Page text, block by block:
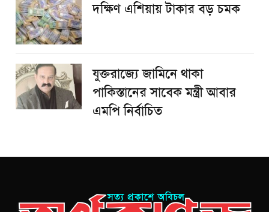
দক্ষিণ এশিয়ায় টাকার বড় চমক
যুক্তরাজ্যে জামিনে থাকা
পাকিস্তানের সাবেক মন্ত্রী আবার
এমপি নির্বাচিত